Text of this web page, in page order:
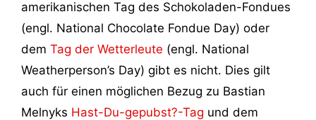
amerikanischen Tag des Schokoladen-Fondues
(engl. National Chocolate Fondue Day) oder
dem Tag der Wetterleute (engl. National
Weatherperson’s Day) gibt es nicht. Dies gilt
auch für einen möglichen Bezug zu Bastian
Melnyks Hast-Du-gepubst?-Tag und dem